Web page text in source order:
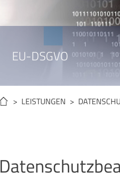
EU-DSGVO
> LEISTUNGEN >